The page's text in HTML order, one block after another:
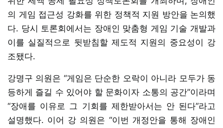
의 게임 접근성 강화를 위한 정책적 지원 방안을 논의했
다. 당시 토론회에서는 장애인 맞춤형 게임 기술 개발과
이를 실질적으로 뒷받침할 제도적 지원의 중요성이 강
조됐다.
강명구 의원은 “게임은 단순한 오락이 아니라 모두가 동
등하게 즐길 수 있어야 할 문화이자 소통의 공간”이라며
“장애를 이유로 그 기회를 제한받아서는 안 된다”라고
설명했다. 이어 강 의원은 “이번 개정안을 통해 장애인